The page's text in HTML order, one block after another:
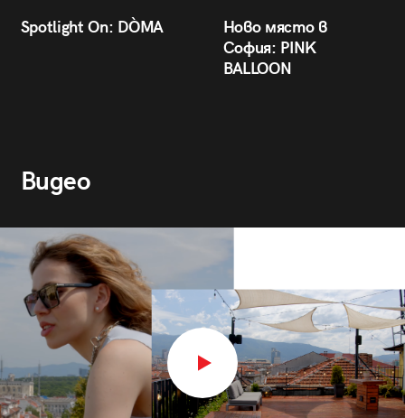
Spotlight On: DÒMA
Ново място в
София: PINK
BALLOON
Видео